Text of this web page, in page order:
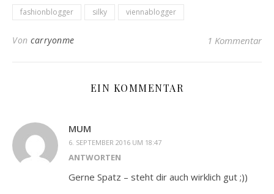
fashionblogger silky viennablogger
Von carryonme 1 Kommentar
EIN KOMMENTAR
MUM
6. SEPTEMBER 2016 UM 18:47
ANTWORTEN
Gerne Spatz – steht dir auch wirklich gut ;))